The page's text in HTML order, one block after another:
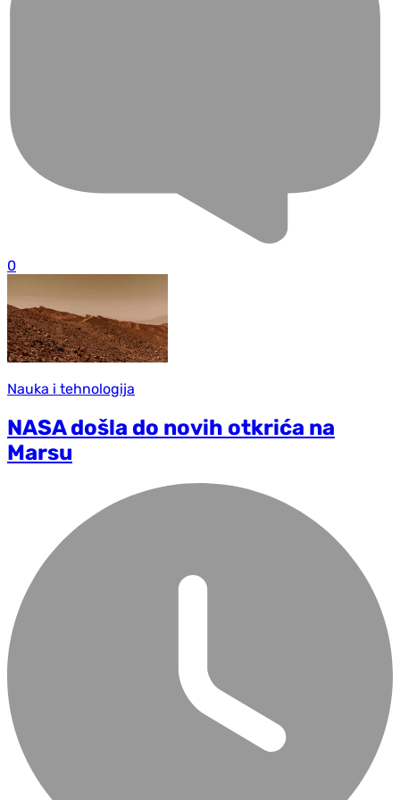
0
Nauka i tehnologija
NASA došla do novih otkrića na
Marsu